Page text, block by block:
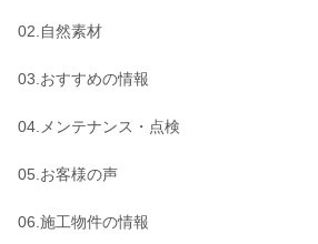
02.自然素材
03.おすすめの情報
04.メンテナンス・点検
05.お客様の声
06.施工物件の情報